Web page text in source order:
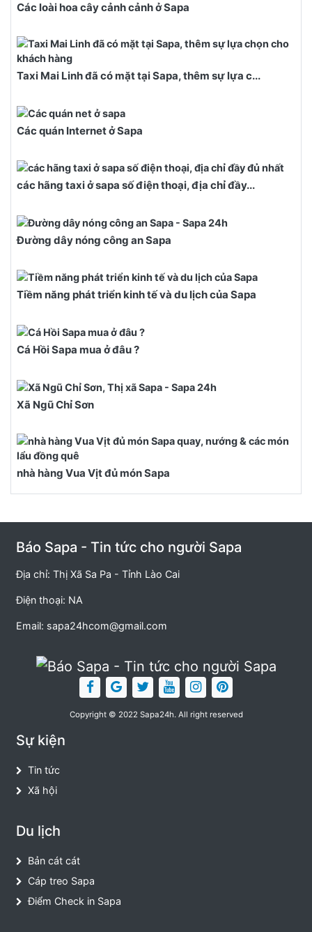
Các loài hoa cây cảnh cảnh ở Sapa
Taxi Mai Linh đã có mặt tại Sapa, thêm sự lựa c...
Các quán Internet ở Sapa
các hãng taxi ở sapa số điện thoại, địa chỉ đầy...
Đường dây nóng công an Sapa
Tiềm năng phát triển kinh tế và du lịch của Sapa
Cá Hồi Sapa mua ở đâu ?
Xã Ngũ Chỉ Sơn
nhà hàng Vua Vịt đủ món Sapa
Báo Sapa - Tin tức cho người Sapa
Địa chỉ: Thị Xã Sa Pa - Tỉnh Lào Cai
Điện thoại: NA
Email: sapa24hcom@gmail.com
Copyright © 2022 Sapa24h. All right reserved
Sự kiện
Tin tức
Xã hội
Du lịch
Bản cát cát
Cáp treo Sapa
Điểm Check in Sapa